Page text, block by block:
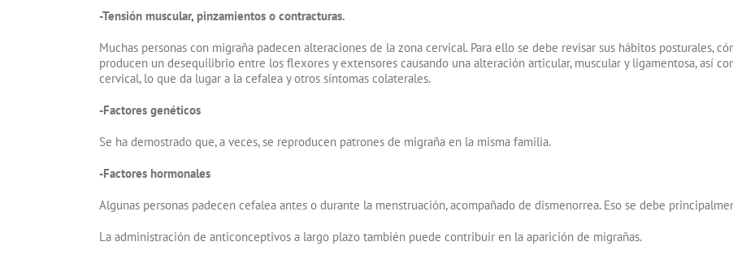
-Tensión muscular, pinzamientos o contracturas.
Muchas personas con migraña padecen alteraciones de la zona cervical. Para ello se debe revisar sus hábitos posturales,
producen un desequilibrio entre los flexores y extensores causando una alteración articular, muscular y ligamentosa, así
cervical, lo que da lugar a la cefalea y otros síntomas colaterales.
-Factores genéticos
Se ha demostrado que, a veces, se reproducen patrones de migraña en la misma familia.
-Factores hormonales
Algunas personas padecen cefalea antes o durante la menstruación, acompañado de dismenorrea. Eso se debe
La administración de anticonceptivos a largo plazo también puede contribuir en la aparición de migrañas.